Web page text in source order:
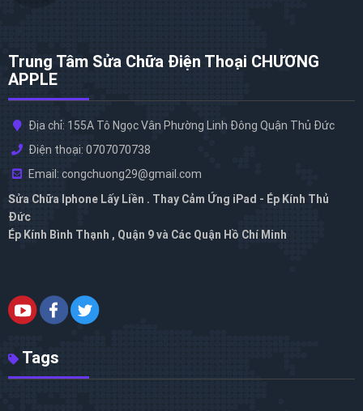
Trung Tâm Sửa Chữa Điện Thoại CHƯƠNG
APPLE
Địa chỉ: 155A Tô Ngọc Vân Phường Linh Đông Quận Thủ Đức
Điện thoại: 0707070738
Email: congchuong29@gmail.com
Sửa Chữa Iphone Lấy Liền . Thay Cảm Ứng iPad - Ép Kính Thủ
Đức
Ép Kính Bình Thạnh , Quận 9 và Các Quận Hồ Chí Minh
Tags